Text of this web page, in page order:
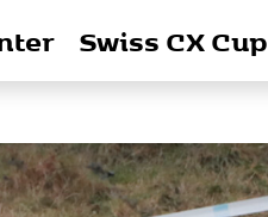
Swiss CX Cup